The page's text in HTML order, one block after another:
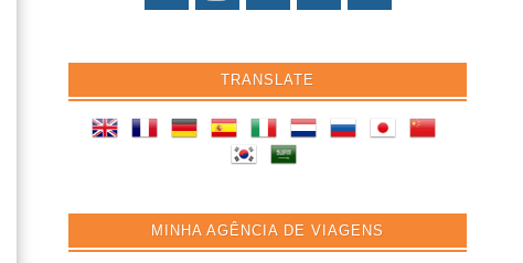
TRANSLATE
MINHA AGÊNCIA DE VIAGENS